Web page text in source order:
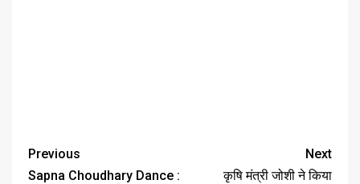
Previous
Sapna Choudhary Dance :
Next
कृषि मंत्री जोशी ने किया